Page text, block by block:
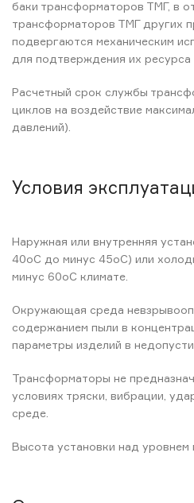
баки трансформаторов ТМГ, в
трансформаторов ТМГ других
подвергаются механическим
для подтверждения их ресурса
Расчетный срок службы
циклов на воздействие
давлений).
Условия
Наружная или внутренняя
40оС до минус 45оС) или
минус 60оС климате.
Окружающая среда
содержанием пыли в
параметры изделий в
Трансформаторы не
условиях тряски, вибрации,
среде.
Высота установки над уровнем